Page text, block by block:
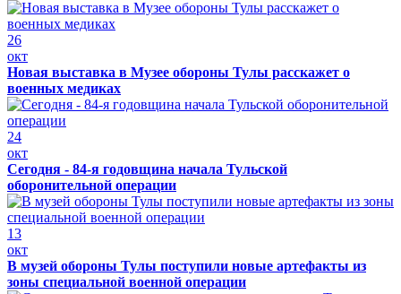
26
окт
Новая выставка в Музее обороны Тулы расскажет о
военных медиках
24
окт
Сегодня - 84-я годовщина начала Тульской
оборонительной операции
13
окт
В музей обороны Тулы поступили новые артефакты из
зоны специальной военной операции